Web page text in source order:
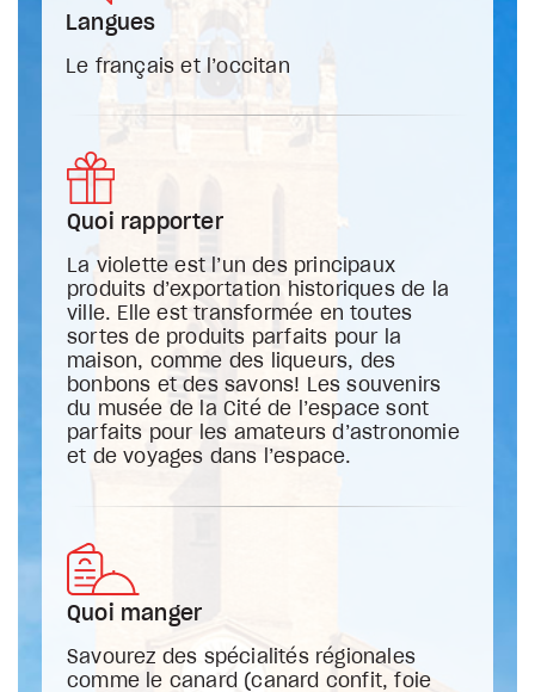
Langues
Le français et l’occitan
Quoi rapporter
La violette est l’un des principaux
produits d’exportation historiques de la
ville. Elle est transformée en toutes
sortes de produits parfaits pour la
maison, comme des liqueurs, des
bonbons et des savons! Les souvenirs
du musée de la Cité de l’espace sont
parfaits pour les amateurs d’astronomie
et de voyages dans l’espace.
Quoi manger
Savourez des spécialités régionales
comme le canard (canard confit, foie